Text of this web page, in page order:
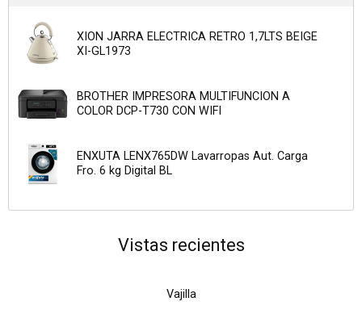
XION JARRA ELECTRICA RETRO 1,7LTS BEIGE
XI-GL1973
BROTHER IMPRESORA MULTIFUNCION A
COLOR DCP-T730 CON WIFI
ENXUTA LENX765DW Lavarropas Aut. Carga
Fro. 6 kg Digital BL
Vistas recientes
Vajilla